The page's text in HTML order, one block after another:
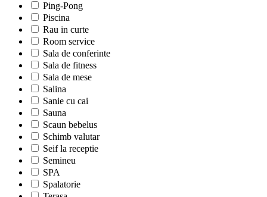
Ping-Pong
Piscina
Rau in curte
Room service
Sala de conferinte
Sala de fitness
Sala de mese
Salina
Sanie cu cai
Sauna
Scaun bebelus
Schimb valutar
Seif la receptie
Semineu
SPA
Spalatorie